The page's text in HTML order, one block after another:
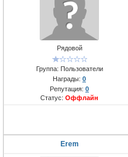
Рядовой
Группа: Пользователи
Награды: 0
Репутация: 0
Статус: Оффлайн
Erem